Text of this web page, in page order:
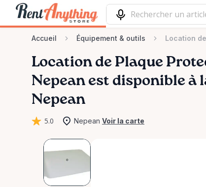
Accueil Équipement & outils Location
Location de Plaque
Nepean est disponible à
Nepean
5.0 Nepean Voir la carte